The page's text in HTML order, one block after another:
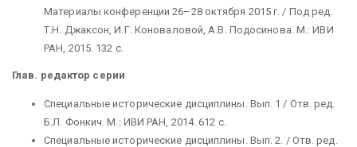
Материалы конференции 26–28 октября 2015 г. / Под ред.
Т.Н. Джаксон, И.Г. Коноваловой, А.В. Подосинова. М.: ИВИ
РАН, 2015. 132 с.
Глав. редактор серии
Специальные исторические дисциплины. Вып. 1 / Отв. ред.
Б.Л. Фонкич. М.: ИВИ РАН, 2014. 612 с.
Специальные исторические дисциплины. Вып. 2. / Отв. ред.